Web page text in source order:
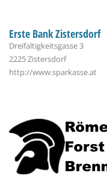
Erste Bank Zistersdorf
Dreifaltigkeitsgasse 3
2225 Zistersdorf
http://www.sparkasse.at